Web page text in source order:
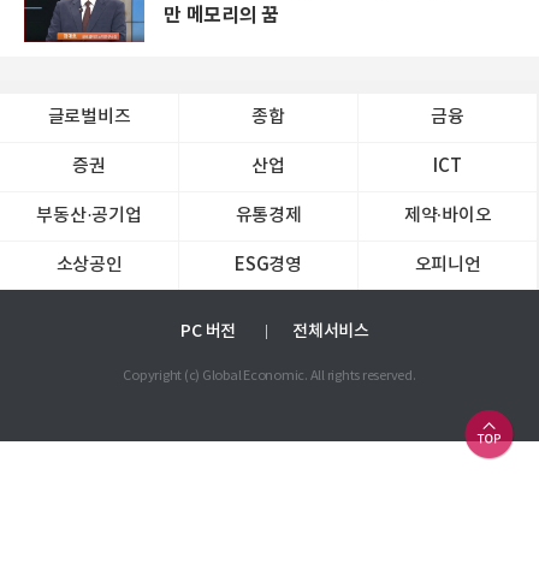
만 메모리의 꿈
글로벌비즈 종합 금융
증권 산업 ICT
부동산·공기업 유통경제 제약∙바이오
소상공인 ESG경영 오피니언
PC 버전 전체서비스
Copyright (c) Global Economic. All rights reserved.